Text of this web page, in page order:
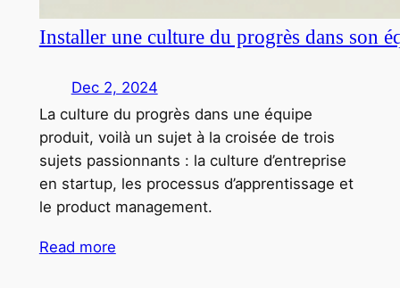
Installer une culture du progrès dans son
Dec 2, 2024
La culture du progrès dans une équipe
produit, voilà un sujet à la croisée de trois
sujets passionnants : la culture d’entreprise
en startup, les processus d’apprentissage et
le product management.
Read more